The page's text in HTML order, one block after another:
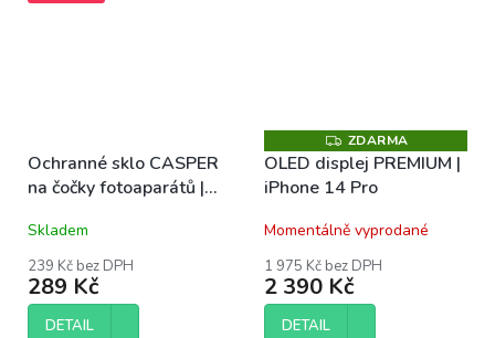
Ochranné sklo CASPER
na čočky fotoaparátů |
Max
Skladem
239 Kč bez DPH
289 Kč
DETAIL
Z
D
A
R
ZDARMA
OLED displej PREMIUM |
iPhone 14 Pro
Momentálně vyprodané
1 975 Kč bez DPH
2 390 Kč
DETAIL